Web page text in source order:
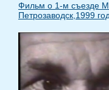
Фильм о 1-м съезде
Петрозаводск,1999